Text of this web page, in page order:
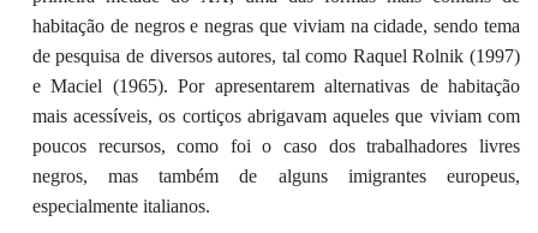
habitação de negros e negras que viviam na cidade, sendo tema
de pesquisa de diversos autores, tal como Raquel Rolnik (1997)
e Maciel (1965). Por apresentarem alternativas de habitação
mais acessíveis, os cortiços abrigavam aqueles que viviam com
poucos recursos, como foi o caso dos trabalhadores livres
negros, mas também de alguns imigrantes europeus,
especialmente italianos.